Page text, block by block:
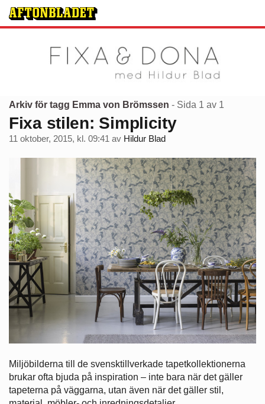
Arkiv för tagg Emma von Brömssen - Sida 1 av 1
Fixa stilen: Simplicity
11 oktober, 2015, kl. 09:41 av Hildur Blad
Miljöbilderna till de svensktillverkade tapetkollektionerna
brukar ofta bjuda på inspiration – inte bara när det gäller
tapeterna på väggarna, utan även när det gäller stil,